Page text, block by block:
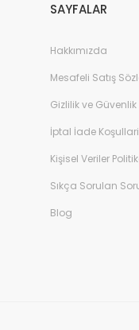
SAYFALAR
Hakkımızda
Mesafeli Satış
Gizlilik ve Güvenlik
İptal İade Koşullari
Kişisel Veriler
Sıkça Sorulan
Blog